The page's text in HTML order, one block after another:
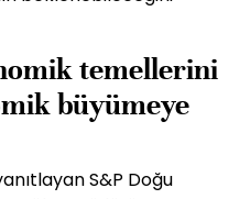
temellerini
büyümeye
S&P Doğu